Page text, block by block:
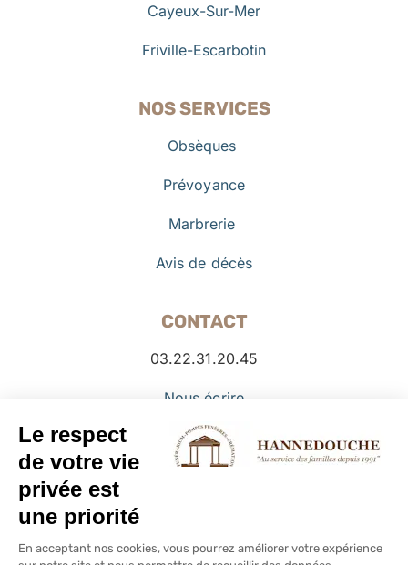
Cayeux-Sur-Mer
Friville-Escarbotin
NOS SERVICES
Obsèques
Prévoyance
Marbrerie
Avis de décès
CONTACT
03.22.31.20.45
Nous écrire